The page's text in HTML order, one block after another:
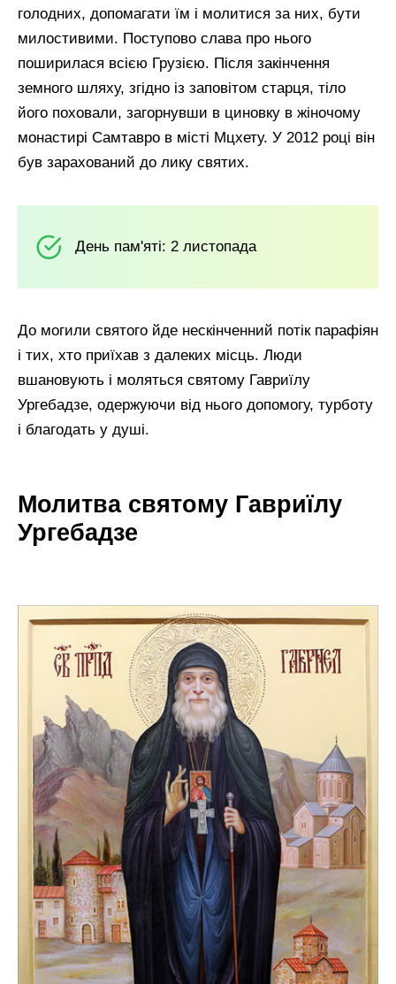
голодних, допомагати їм і молитися за них, бути
милостивими. Поступово слава про нього
поширилася всією Грузією. Після закінчення
земного шляху, згідно із заповітом старця, тіло
його поховали, загорнувши в циновку в жіночому
монастирі Самтавро в місті Мцхету. У 2012 році він
був зарахований до лику святих.
День пам'яті: 2 листопада
До могили святого йде нескінченний потік парафіян
і тих, хто приїхав з далеких місць. Люди
вшановують і моляться святому Гавриїлу
Ургебадзе, одержуючи від нього допомогу, турботу
і благодать у душі.
Молитва святому Гавриїлу
Ургебадзе